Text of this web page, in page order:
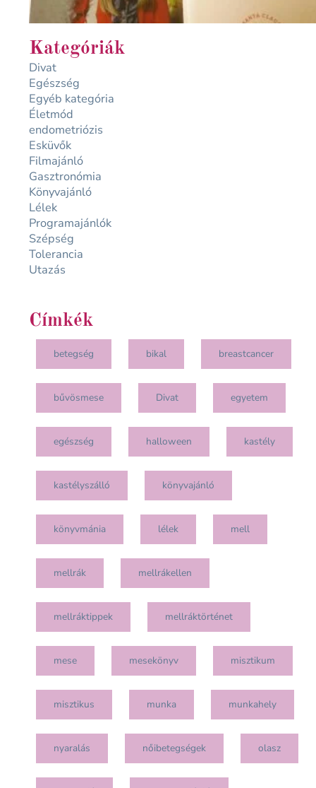
Kategóriák
Divat
Egészség
Egyéb kategória
Életmód
endometriózis
Esküvők
Filmajánló
Gasztronómia
Könyvajánló
Lélek
Programajánlók
Szépség
Tolerancia
Utazás
Címkék
betegség bikal breastcancer
bűvösmese Divat egyetem
egészség halloween kastély
kastélyszálló könyvajánló
könyvmánia lélek mell
mellrák mellrákellen
mellráktippek mellráktörténet
mese mesekönyv misztikum
misztikus munka munkahely
nyaralás nőibetegségek olasz